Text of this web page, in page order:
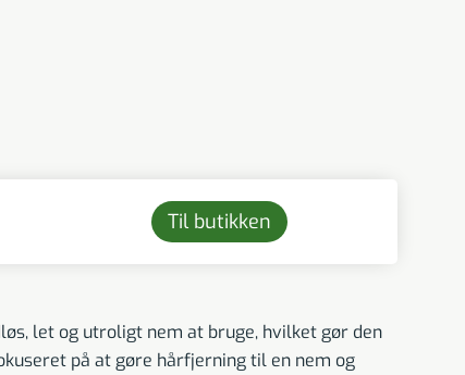
Til butikken
let og utroligt nem at bruge, hvilket gør den
på at gøre hårfjerning til en nem og